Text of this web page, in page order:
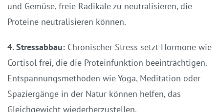
und Gemüse, freie Radikale zu neutralisieren, die
Proteine neutralisieren können.
4. Stressabbau: Chronischer Stress setzt Hormone wie
Cortisol frei, die die Proteinfunktion beeinträchtigen.
Entspannungsmethoden wie Yoga, Meditation oder
Spaziergänge in der Natur können helfen, das
Gleichgewicht wiederherzustellen.